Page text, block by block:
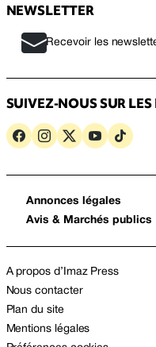
NEWSLETTER
Recevoir les
SUIVEZ-NOUS SUR LES
Annonces légales
Avis & Marchés publics
A propos d’Imaz Press
Nous contacter
Plan du site
Mentions légales